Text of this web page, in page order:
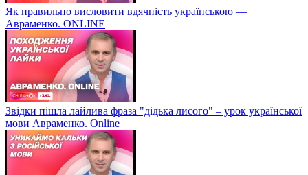
Як правильно висловити вдячність українською —
Авраменко. ONLINE
Звідки пішла лайлива фраза "дідька лисого" – урок української
мови Авраменко. Online